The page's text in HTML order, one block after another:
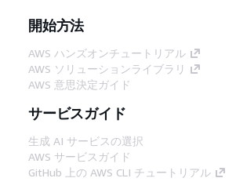
開始方法
AWS ハンズオンチュートリアル
AWS ソリューションライブラリ
AWS 意思決定ガイド
サービスガイド
生成 AI サービスの選択
AWS サービスガイド
GitHub 上の AWS CLI チュートリアル